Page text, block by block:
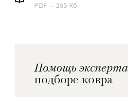
PDF — 265 Кб
Помощь эксперта
подборе ковра